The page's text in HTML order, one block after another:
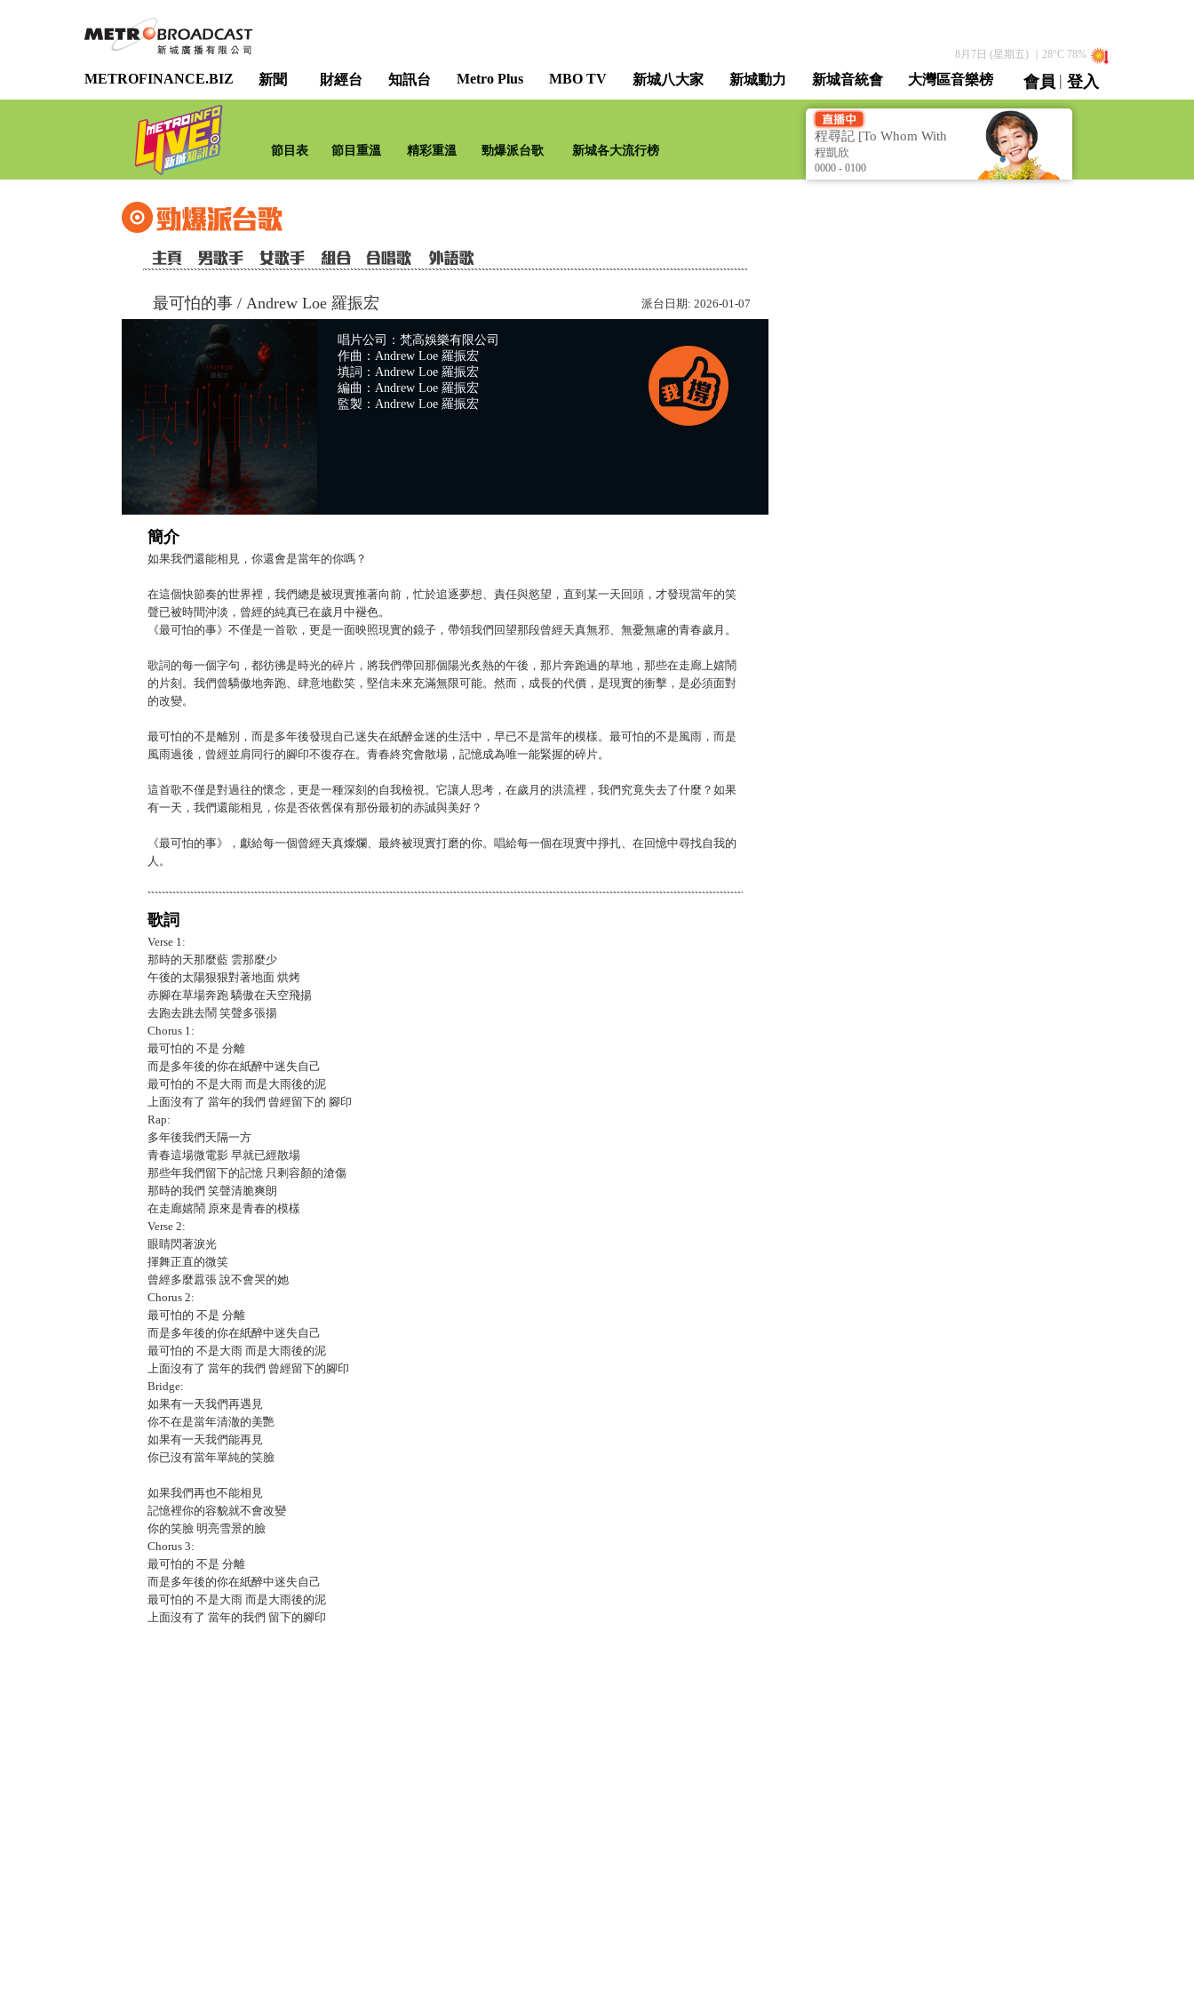
8月7日 (星期五)｜ 28°C 78%
METROFINANCE.BIZ 新聞 財經台 知訊台 Metro Plus MBO TV 新城八大家 新城動力 新城音統會 大灣區音樂榜 會員 | 登入
直播 / 重溫
節目表 節目重溫 精彩重溫 勁爆派台歌 新城各大流行榜
程尋記 [To Whom With
Love]
程凱欣
0000 - 0100
最可怕的事 / Andrew Loe 羅振宏 派台日期: 2026-01-07
唱片公司：梵高娛樂有限公司
作曲：Andrew Loe 羅振宏
填詞：Andrew Loe 羅振宏
編曲：Andrew Loe 羅振宏
監製：Andrew Loe 羅振宏
簡介
如果我們還能相見，你還會是當年的你嗎？
在這個快節奏的世界裡，我們總是被現實推著向前，忙於追逐夢想、責任與慾望，直到某一天回頭，才發現當年的笑
聲已被時間沖淡，曾經的純真已在歲月中褪色。
《最可怕的事》不僅是一首歌，更是一面映照現實的鏡子，帶領我們回望那段曾經天真無邪、無憂無慮的青春歲月。
歌詞的每一個字句，都彷彿是時光的碎片，將我們帶回那個陽光炙熱的午後，那片奔跑過的草地，那些在走廊上嬉鬧
的片刻。我們曾驕傲地奔跑、肆意地歡笑，堅信未來充滿無限可能。然而，成長的代價，是現實的衝擊，是必須面對
的改變。
最可怕的不是離別，而是多年後發現自己迷失在紙醉金迷的生活中，早已不是當年的模樣。最可怕的不是風雨，而是
風雨過後，曾經並肩同行的腳印不復存在。青春終究會散場，記憶成為唯一能緊握的碎片。
這首歌不僅是對過往的懷念，更是一種深刻的自我檢視。它讓人思考，在歲月的洪流裡，我們究竟失去了什麼？如果
有一天，我們還能相見，你是否依舊保有那份最初的赤誠與美好？
《最可怕的事》，獻給每一個曾經天真燦爛、最終被現實打磨的你。唱給每一個在現實中掙扎、在回憶中尋找自我的
人。
歌詞
Verse 1:
那時的天那麼藍 雲那麼少
午後的太陽狠狠對著地面 烘烤
赤腳在草場奔跑 驕傲在天空飛揚
去跑去跳去鬧 笑聲多張揚
Chorus 1:
最可怕的 不是 分離
而是多年後的你在紙醉中迷失自己
最可怕的 不是大雨 而是大雨後的泥
上面沒有了 當年的我們 曾經留下的 腳印
Rap:
多年後我們天隔一方
青春這場微電影 早就已經散場
那些年我們留下的記憶 只剩容顏的滄傷
那時的我們 笑聲清脆爽朗
在走廊嬉鬧 原來是青春的模樣
Verse 2:
眼睛閃著淚光
揮舞正直的微笑
曾經多麼囂張 說不會哭的她
Chorus 2:
最可怕的 不是 分離
而是多年後的你在紙醉中迷失自己
最可怕的 不是大雨 而是大雨後的泥
上面沒有了 當年的我們 曾經留下的腳印
Bridge:
如果有一天我們再遇見
你不在是當年清澈的美艷
如果有一天我們能再見
你已沒有當年單純的笑臉
如果我們再也不能相見
記憶裡你的容貌就不會改變
你的笑臉 明亮雪景的臉
Chorus 3:
最可怕的 不是 分離
而是多年後的你在紙醉中迷失自己
最可怕的 不是大雨 而是大雨後的泥
上面沒有了 當年的我們 留下的腳印